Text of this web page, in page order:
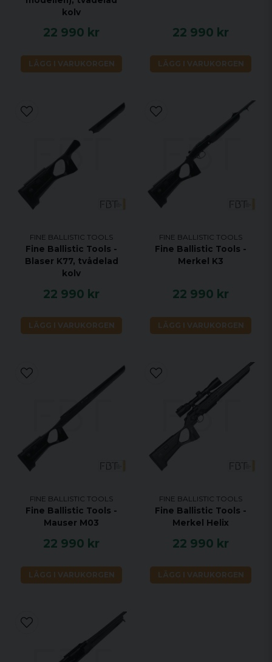
kolv
22 990 kr
LÄGG I VARUKORGEN
22 990 kr
LÄGG I VARUKORGEN
FINE BALLISTIC TOOLS
Fine Ballistic Tools -
Blaser K77, tvådelad
kolv
22 990 kr
LÄGG I VARUKORGEN
FINE BALLISTIC TOOLS
Fine Ballistic Tools -
Merkel K3
22 990 kr
LÄGG I VARUKORGEN
FINE BALLISTIC TOOLS
Fine Ballistic Tools -
Mauser M03
22 990 kr
LÄGG I VARUKORGEN
FINE BALLISTIC TOOLS
Fine Ballistic Tools -
Merkel Helix
22 990 kr
LÄGG I VARUKORGEN